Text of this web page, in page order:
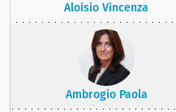
Aloisio Vincenza
Ambrogio Paola